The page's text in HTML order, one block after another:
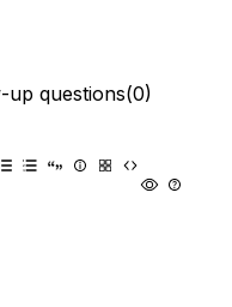
up questions(0)